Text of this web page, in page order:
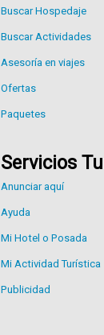
Buscar Hospedaje
Buscar Actividades
Asesoría en viajes
Ofertas
Paquetes
Servicios
Anunciar aquí
Ayuda
Mi Hotel o Posada
Mi Actividad Turística
Publicidad